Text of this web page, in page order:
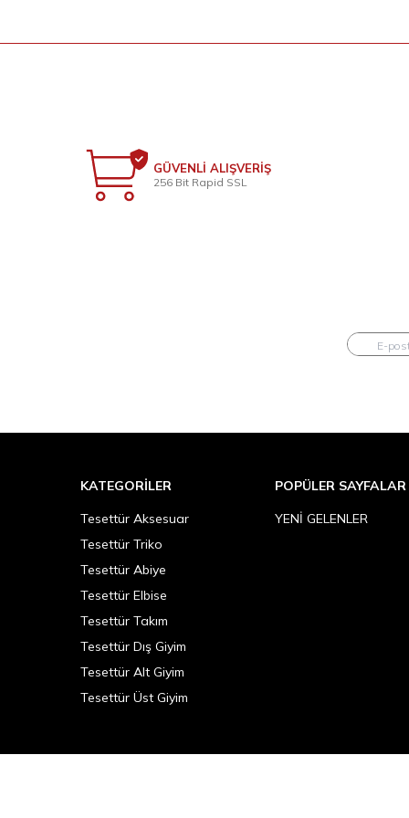
GÜVENLİ ALIŞVERİŞ
256 Bit Rapid SSL
KATEGORILER
Tesettür Aksesuar
Tesettür Triko
Tesettür Abiye
Tesettür Elbise
Tesettür Takım
Tesettür Dış Giyim
Tesettür Alt Giyim
Tesettür Üst Giyim
POPÜLER SAYFALAR
YENİ GELENLER